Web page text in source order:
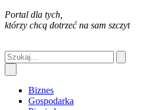
Portal dla tych,
którzy chcą dotrzeć na sam szczyt
Biznes
Gospodarka